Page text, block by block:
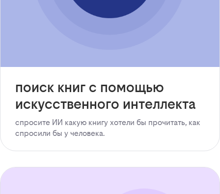
поиск книг с помощью
искусственного интеллекта
спросите ИИ какую книгу хотели бы прочитать, как
спросили бы у человека.